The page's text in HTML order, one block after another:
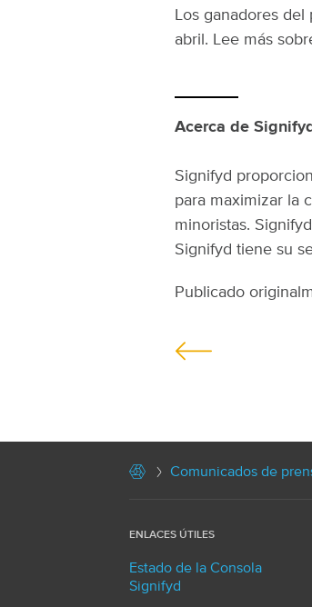
Los ganadores
abril. Lee más
Acerca de Signifyd
Signifyd
para maximizar la
minoristas.
Signifyd tiene su
Publicado
P
t
n
a
v
Comunicados de
ENLACES ÚTILES
Estado de la Consola
Signifyd